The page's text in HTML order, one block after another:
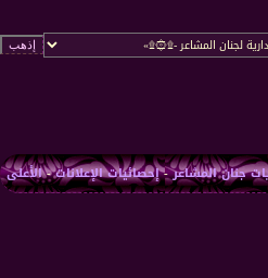
جنان المشاعر-إحصائيات الإعلانات-الأعلى